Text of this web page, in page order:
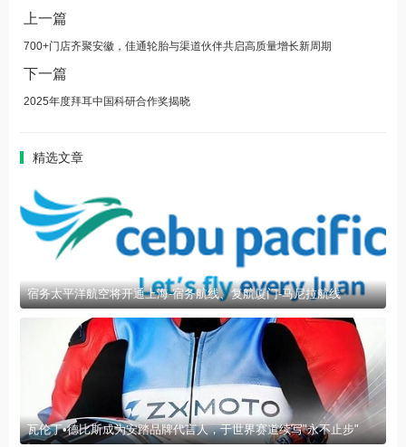
上一篇
700+门店齐聚安徽，佳通轮胎与渠道伙伴共启高质量增长新周期
下一篇
2025年度拜耳中国科研合作奖揭晓
精选文章
宿务太平洋航空将开通上海-宿务航线、复航厦门-马尼拉航线
瓦伦丁•德比斯成为安踏品牌代言人，于世界赛道续写"永不止步"